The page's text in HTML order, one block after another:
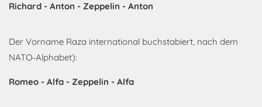
Richard - Anton - Zeppelin - Anton
Der Vorname Raza international buchstabiert, nach dem
NATO-Alphabet):
Romeo - Alfa - Zeppelin - Alfa